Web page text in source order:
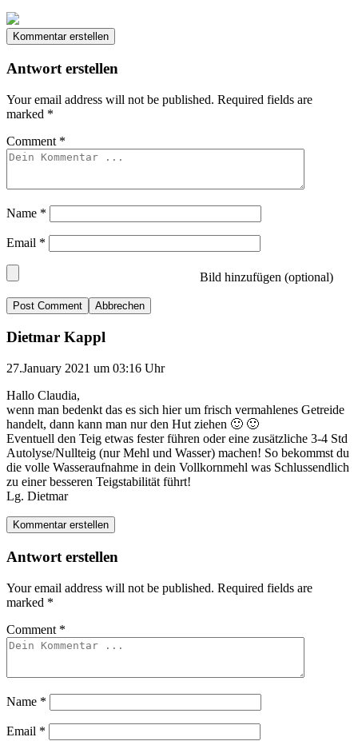
Kommentar erstellen
Antwort erstellen
Your email address will not be published. Required fields are
marked *
Comment *
Name *
Email *
Bild hinzufügen (optional)
Abbrechen
Dietmar Kappl
27.January 2021 um 03:16 Uhr
Hallo Claudia,
wenn man bedenkt das es sich hier um frisch vermahlenes Getreide
handelt, dann kann man nur den Hut ziehen 🙂 🙂
Eventuell den Teig etwas fester führen oder eine zusätzliche 3-4 Std
Autolyse/Nullteig (nur Mehl und Wasser) machen! So bekommst du
die volle Wasseraufnahme in dein Vollkornmehl was Schlussendlich
zu einer besseren Teigstabilität führt!
Lg. Dietmar
Kommentar erstellen
Antwort erstellen
Your email address will not be published. Required fields are
marked *
Comment *
Name *
Email *